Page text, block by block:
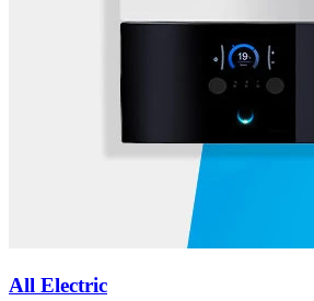
All Electric